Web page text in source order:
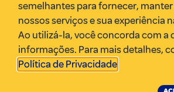
Parcerias
Envie uma pauta
Anuncie
semelhantes para fornecer,
nossos serviços e sua experiência
Ao utilizá-la, você concorda com a
informações. Para mais detalhes,
Política de Privacidade.